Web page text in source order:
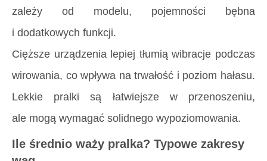
zależy od modelu, pojemności bębna
i dodatkowych funkcji.
Cięższe urządzenia lepiej tłumią wibracje podczas
wirowania, co wpływa na trwałość i poziom hałasu.
Lekkie pralki są łatwiejsze w przenoszeniu,
ale mogą wymagać solidnego wypoziomowania.
Ile średnio waży pralka? Typowe zakresy